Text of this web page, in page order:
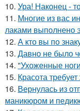
10. Ура! Наконец -
11. Многие из вас
лаками выполнено
12. А кто вы по
13. Давно не было
14. "Ухоженные
15. Красота
16. Вернулась из
маникюром и